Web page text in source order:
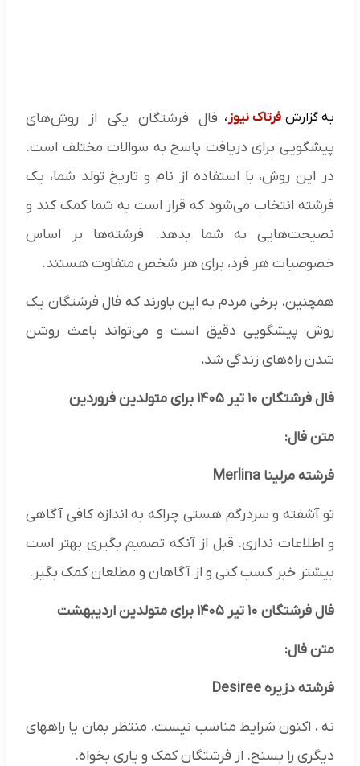
به گزارش فرتاک نیوز ، فال فرشتگان یکی از روش‌های
پیشگویی برای دریافت پاسخ به سوالات مختلف است.
در این روش، با استفاده از نام و تاریخ تولد شما، یک
فرشته انتخاب می‌شود که قرار است به شما کمک کند و
نصیحت‌هایی به شما بدهد. فرشته‌ها بر اساس
خصوصیات هر فرد، برای هر شخص متفاوت هستند.​
همچنین، برخی مردم به این باورند که فال فرشتگان یک
روش پیشگویی دقیق است و می‌تواند باعث روشن
شدن راه‌های زندگی شد.
فال فرشتگان ۱۰ تیر ۱۴۰۵ برای متولدین فروردین
متن فال:
فرشته مرلینا Merlina
تو آشفته و سردرگم هستی چراکه به اندازه کافی آگاهی
و اطلاعات نداری. قبل از آنکه تصمیم بگیری بهتر است
بیشتر خبر کسب کنی و از آگاهان و مطلعان کمک بگیر.
فال فرشتگان ۱۰ تیر ۱۴۰۵ برای متولدین اردیبهشت
متن فال:
فرشته دزیره Desiree
نه ، اکنون شرایط مناسب نیست. منتظر بمان یا راههای
دیگری را بسنج. از فرشتگان کمک و یاری بخواه.